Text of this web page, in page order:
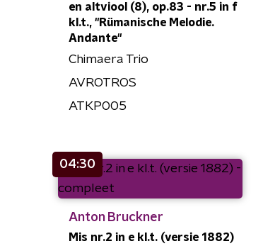
en altviool (8), op.83 - nr.5 in f
kl.t., "Rümanische Melodie.
Andante"
Chimaera Trio
AVROTROS
ATKP005
04:30
Anton Bruckner
Mis nr.2 in e kl.t. (versie 1882)